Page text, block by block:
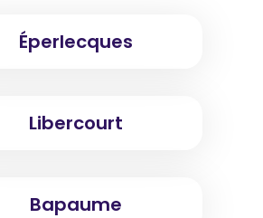
Éperlecques
Libercourt
Bapaume